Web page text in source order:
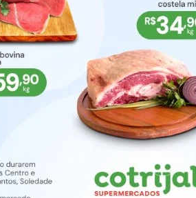
onde aqueles que desejarem
na Rádio Soledade,
pelos telefones (54) 3381
uma residência. “Porém
esta ação para o mês